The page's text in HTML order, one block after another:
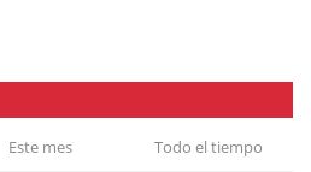
Este mes Todo el tiempo